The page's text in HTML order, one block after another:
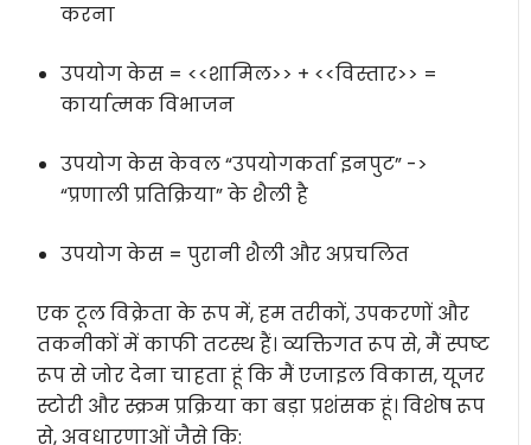
करना
उपयोग केस = <<शामिल>> + <<विस्तार>> =
कार्यात्मक विभाजन
उपयोग केस केवल “उपयोगकर्ता इनपुट” ->
“प्रणाली प्रतिक्रिया” के शैली है
उपयोग केस = पुरानी शैली और अप्रचलित
एक टूल विक्रेता के रूप में, हम तरीकों, उपकरणों और
तकनीकों में काफी तटस्थ हैं। व्यक्तिगत रूप से, मैं स्पष्ट
रूप से जोर देना चाहता हूं कि मैं एजाइल विकास, यूजर
स्टोरी और स्क्रम प्रक्रिया का बड़ा प्रशंसक हूं। विशेष रूप
से, अवधारणाओं जैसे कि: